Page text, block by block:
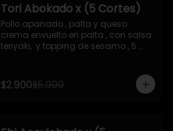
Tori Abokado x (5 Cortes)
Pollo apanado , palta y queso
crema envuelto en palta , con salsa
teriyaki,  y topping de sesamo , 5
$2.900$5.900